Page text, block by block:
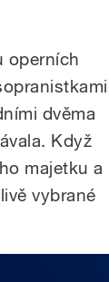
operních
dvěma
Když
majetku a
vybrané